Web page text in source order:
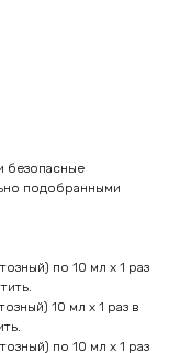
безопасные
подобранными
по 10 мл х 1 раз
10 мл х 1 раз в
по 10 мл х 1 раз